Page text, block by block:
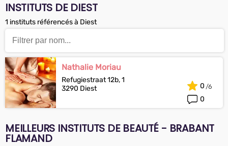
INSTITUTS DE DIEST
1 instituts référencés à Diest
Nathalie Moriau
Refugiestraat 12b, 1
3290 Diest
0
0
MEILLEURS INSTITUTS DE BEAUTÉ - BRABANT
FLAMAND